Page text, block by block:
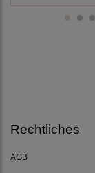
Rechtliches
AGB